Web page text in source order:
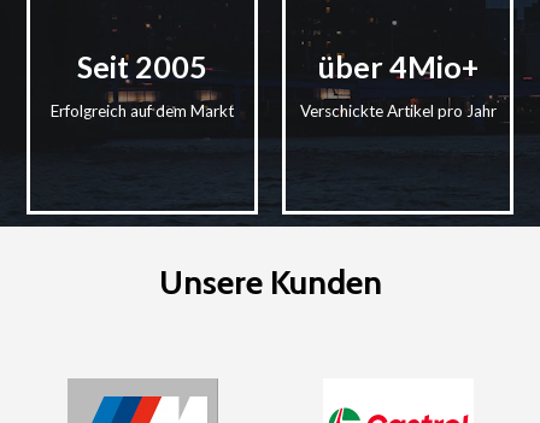
Seit2005
Erfolgreich auf dem Markt
über4Mio+
Verschickte Artikel pro Jahr
Unsere Kunden